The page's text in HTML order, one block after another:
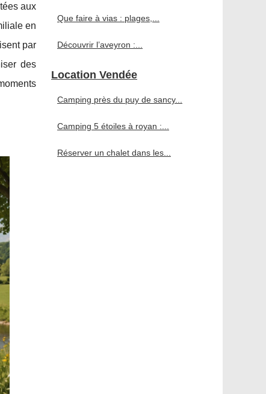
aux
en
par
des
Que faire à vias : plages,...
Découvrir l’aveyron :...
Location Vendée
Camping près du puy de sancy...
Camping 5 étoiles à royan :...
Réserver un chalet dans les...